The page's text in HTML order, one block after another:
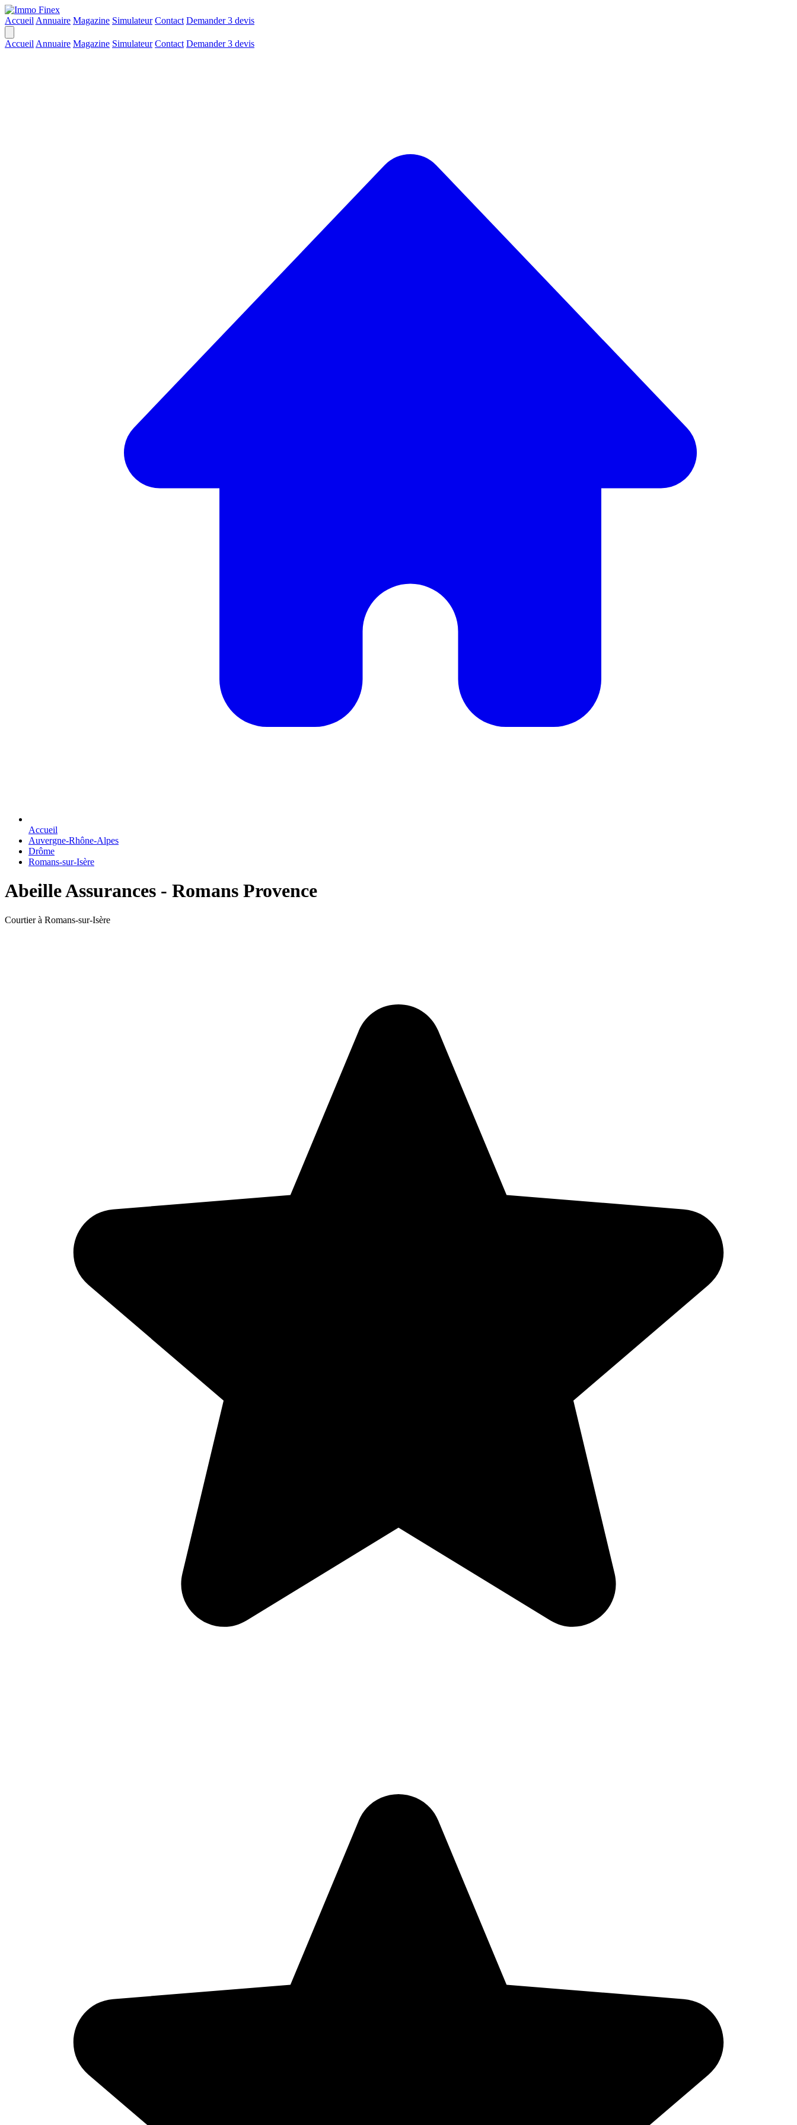
Accueil Annuaire Magazine Simulateur Contact Demander 3 devis
Accueil Annuaire Magazine Simulateur Contact Demander 3 devis
Accueil
Auvergne-Rhône-Alpes
Drôme
Romans-sur-Isère
Abeille Assurances - Romans Provence
Courtier à Romans-sur-Isère